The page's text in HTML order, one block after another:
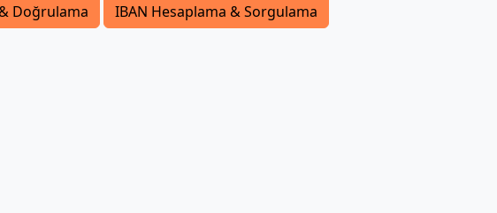
Doğrulama IBAN Hesaplama & Sorgulama